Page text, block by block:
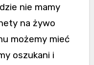
nie mamy
na żywo
możemy mieć
oszukani i